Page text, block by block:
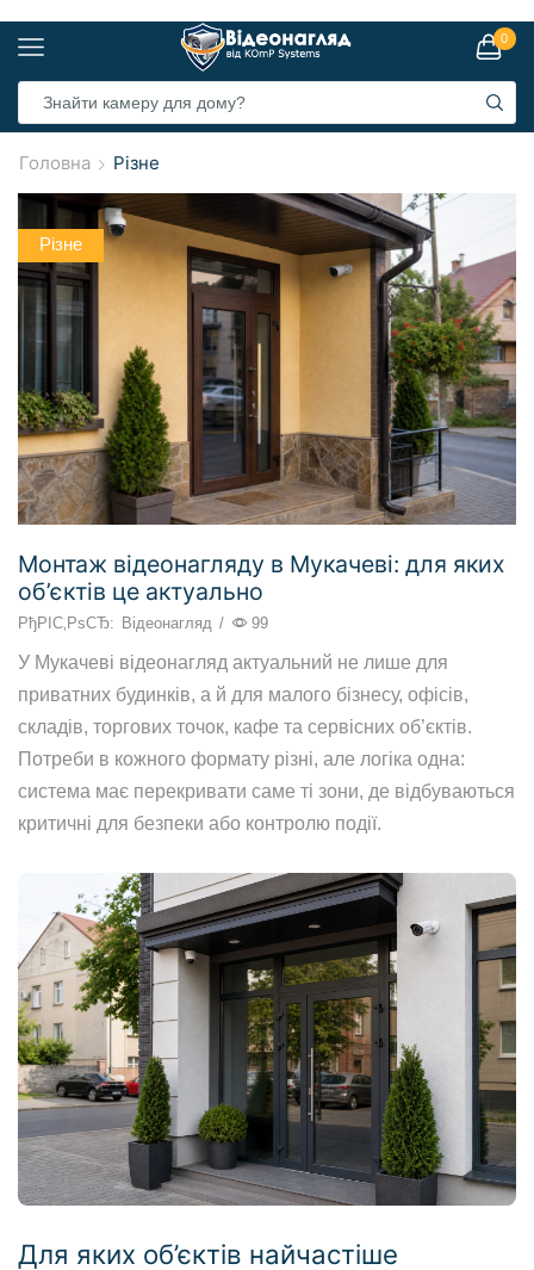
0
Головна Різне
Різне
Монтаж відеонагляду в Мукачеві: для яких
об’єктів це актуально
РђРІС‚РѕСЂ: Відеонагляд / 99
У Мукачеві відеонагляд актуальний не лише для
приватних будинків, а й для малого бізнесу, офісів,
складів, торгових точок, кафе та сервісних об’єктів.
Потреби в кожного формату різні, але логіка одна:
система має перекривати саме ті зони, де відбуваються
критичні для безпеки або контролю події.
Для яких об’єктів найчастіше